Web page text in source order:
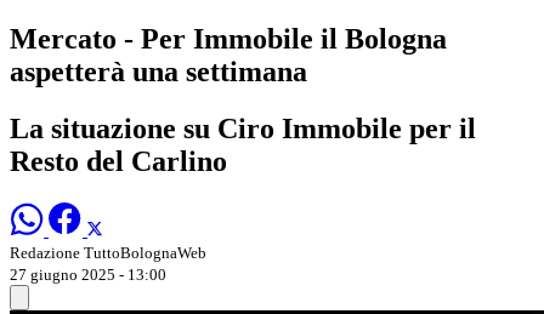
Mercato - Per Immobile il Bologna
aspetterà una settimana
La situazione su Ciro Immobile per il
Resto del Carlino
Redazione TuttoBolognaWeb
27 giugno 2025 - 13:00